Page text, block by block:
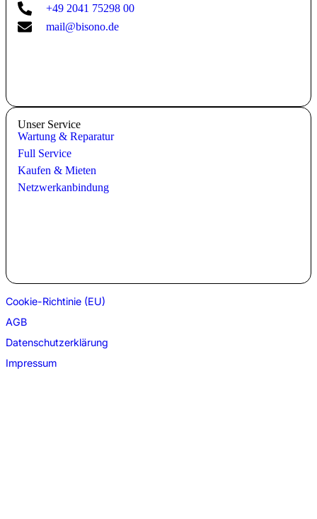
+49 2041 75298 00
mail@bisono.de
Unser Service
Wartung & Reparatur
Full Service
Kaufen & Mieten
Netzwerkanbindung
Cookie-Richtinie (EU)
AGB
Datenschutzerklärung
Impressum